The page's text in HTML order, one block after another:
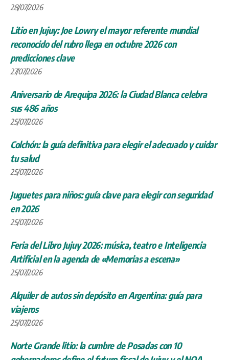
28/07/2026
Litio en Jujuy: Joe Lowry el mayor referente mundial
reconocido del rubro llega en octubre 2026 con
predicciones clave
27/07/2026
Aniversario de Arequipa 2026: la Ciudad Blanca celebra
sus 486 años
25/07/2026
Colchón: la guía definitiva para elegir el adecuado y cuidar
tu salud
25/07/2026
Juguetes para niños: guía clave para elegir con seguridad
en 2026
25/07/2026
Feria del Libro Jujuy 2026: música, teatro e Inteligencia
Artificial en la agenda de «Memorias a escena»
25/07/2026
Alquiler de autos sin depósito en Argentina: guía para
viajeros
25/07/2026
Norte Grande litio: la cumbre de Posadas con 10